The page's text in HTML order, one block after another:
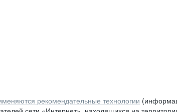
рекомендательные технологии